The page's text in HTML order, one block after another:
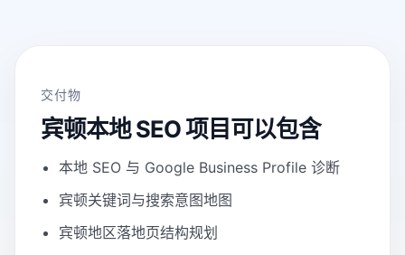
交付物
宾顿本地 SEO 项目可以包含
本地 SEO 与 Google Business Profile 诊断
宾顿关键词与搜索意图地图
宾顿地区落地页结构规划